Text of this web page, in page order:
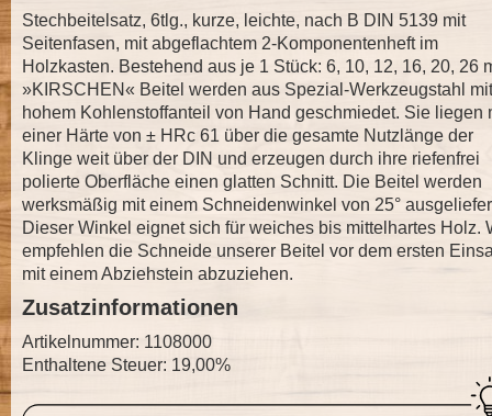
Stechbeitelsatz, 6tlg., kurze, leichte, nach B DIN 5139 mit
Seitenfasen, mit abgeflachtem 2-Komponentenheft im
Holzkasten. Bestehend aus je 1 Stück: 6, 10, 12, 16, 20, 26
»KIRSCHEN« Beitel werden aus Spezial-Werkzeugstahl mit
hohem Kohlenstoffanteil von Hand geschmiedet. Sie liegen
einer Härte von ± HRc 61 über die gesamte Nutzlänge der
Klinge weit über der DIN und erzeugen durch ihre riefenfrei
polierte Oberfläche einen glatten Schnitt. Die Beitel werden
werksmäßig mit einem Schneidenwinkel von 25°
Dieser Winkel eignet sich für weiches bis mittelhartes Holz.
empfehlen die Schneide unserer Beitel vor dem ersten
mit einem Abziehstein abzuziehen.
Zusatzinformationen
Artikelnummer: 1108000
Enthaltene Steuer: 19,00%